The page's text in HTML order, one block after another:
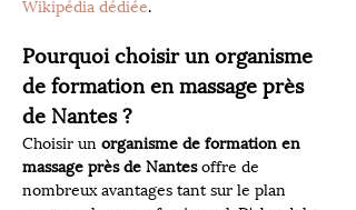
Wikipédia dédiée.
Pourquoi choisir un organisme
de formation en massage près
de Nantes ?
Choisir un organisme de formation en
massage près de Nantes offre de
nombreux avantages tant sur le plan